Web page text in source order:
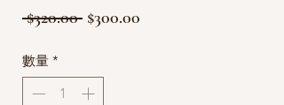
$320.00 一
格
$300.00
數量 *